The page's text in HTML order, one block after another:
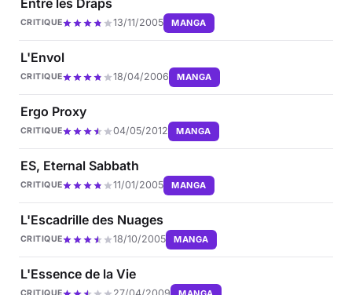
CRITIQUE 13/11/2005 MANGA
L'Envol
CRITIQUE 18/04/2006 MANGA
Ergo Proxy
CRITIQUE 04/05/2012 MANGA
ES, Eternal Sabbath
CRITIQUE 11/01/2005 MANGA
L'Escadrille des Nuages
CRITIQUE 18/10/2005 MANGA
L'Essence de la Vie